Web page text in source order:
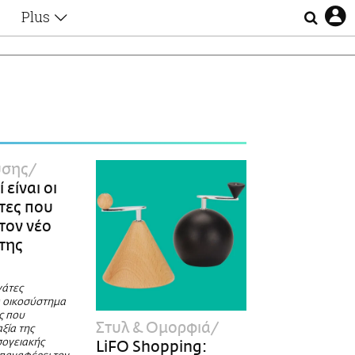
Plus
Οι Αθηναίοι
Απώλειες
Lgbtqi+
Επιλογές
οι
που
νέο
οικοσύστημα
που
της
Στυλ & Ομορφιά
LiFO Shopping: